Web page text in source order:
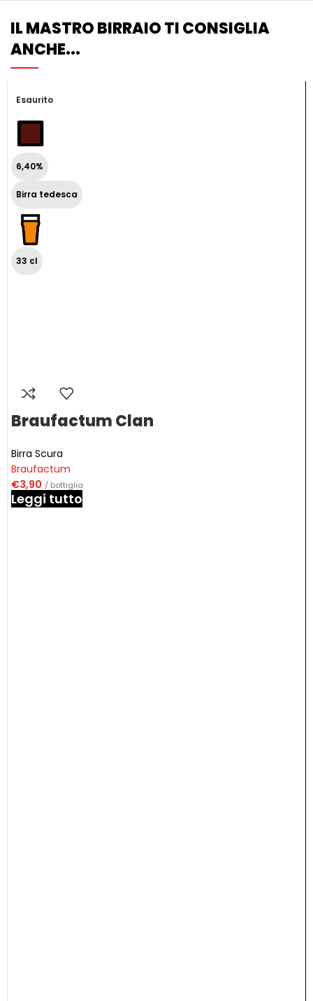
IL MASTRO BIRRAIO TI CONSIGLIA
ANCHE...
Esaurito
6,40%
Birra tedesca
33 cl
Braufactum Clan
Birra Scura
Braufactum
€3,90 / bottiglia
Leggi tutto